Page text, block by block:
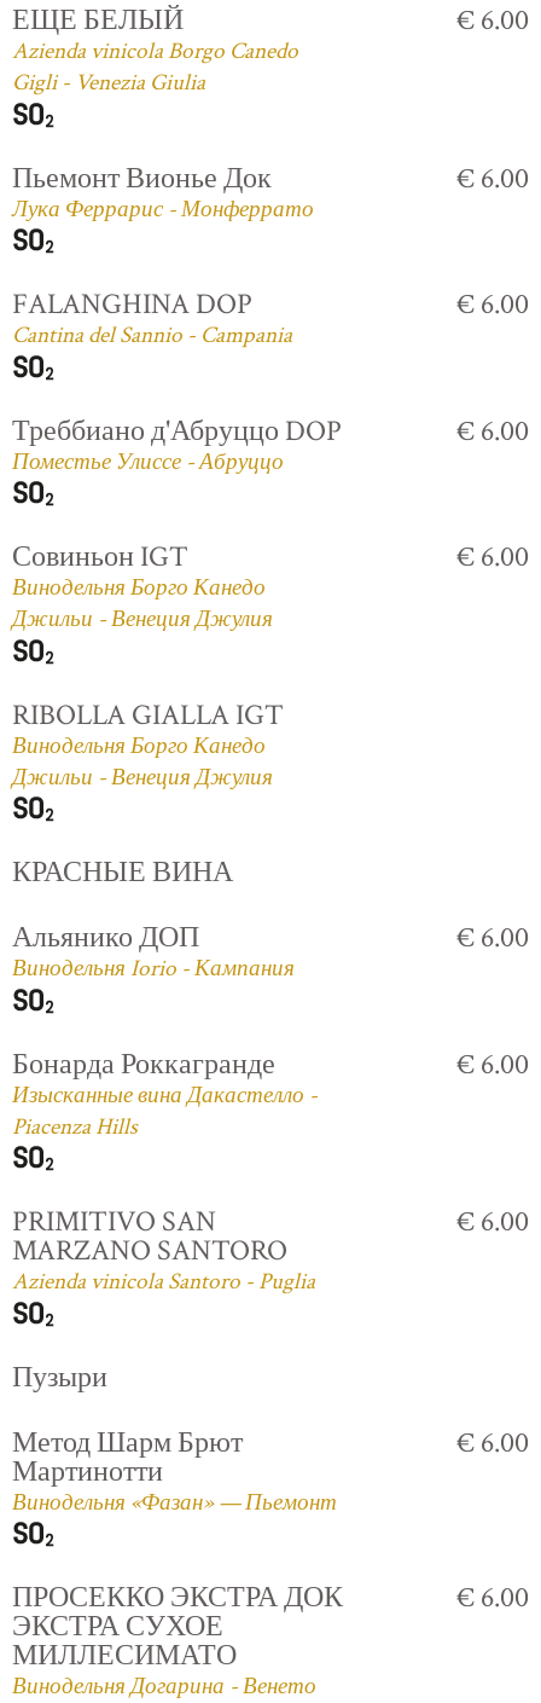
ЕЩЕ БЕЛЫЙ
Azienda vinicola Borgo Canedo
Gigli - Venezia Giulia
€ 6.00
Пьемонт Вионье Док
Лука Феррарис - Монферрато
€ 6.00
FALANGHINA DOP
Cantina del Sannio - Campania
€ 6.00
Треббиано д'Абруццо DOP
Поместье Улиссе - Абруццо
€ 6.00
Совиньон IGT
Винодельня Борго Канедо
Джильи - Венеция Джулия
€ 6.00
RIBOLLA GIALLA IGT
Винодельня Борго Канедо
Джильи - Венеция Джулия
КРАСНЫЕ ВИНА
Альянико ДОП
Винодельня Iorio - Кампания
€ 6.00
Бонарда Роккагранде
Изысканные вина Дакастелло -
Piacenza Hills
€ 6.00
PRIMITIVO SAN
MARZANO SANTORO
Azienda vinicola Santoro - Puglia
€ 6.00
Пузыри
Метод Шарм Брют
Мартинотти
Винодельня «Фазан» — Пьемонт
€ 6.00
ПРОСЕККО ЭКСТРА ДОК
ЭКСТРА СУХОЕ
МИЛЛЕСИМАТО
Винодельня Догарина - Венето
€ 6.00